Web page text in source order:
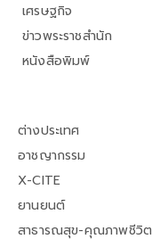
เศรษฐกิจ
ข่าวพระราชสำนัก
หนังสือพิมพ์
ต่างประเทศ
อาชญากรรม
X-CITE
ยานยนต์
สาธารณสุข-คุณภาพชีวิต